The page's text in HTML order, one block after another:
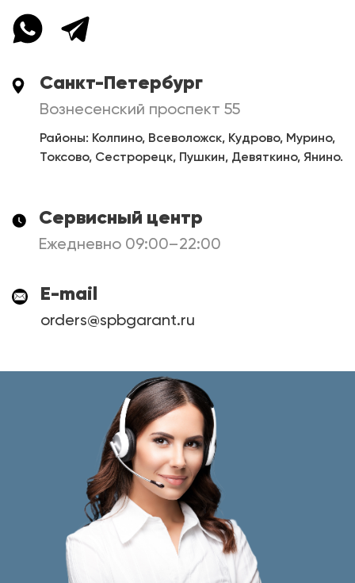
Санкт-Петербург
Вознесенский проспект 55
Районы: Колпино, Всеволожск, Кудрово, Мурино,
Токсово, Сестрорецк, Пушкин, Девяткино, Янино.
Сервисный центр
Ежедневно 09:00–22:00
E-mail
orders@spbgarant.ru